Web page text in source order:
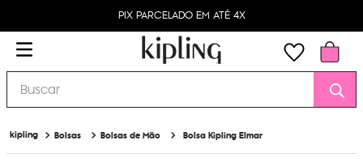
PIX PARCELADO EM ATÉ 4X
Buscar
Bolsas Bolsas de Mão Bolsa Kipling Elmar